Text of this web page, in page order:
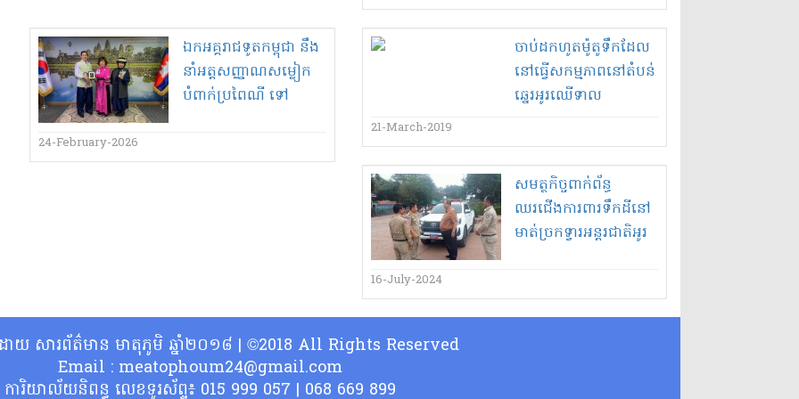
២០២៤”
ឯកអគ្គរាជទូតកម្ពុជា នឹង
នាំអត្តសញ្ញាណសម្លៀក
បំពាក់ប្រពៃណី ទៅ
Show នៅកូរ៉េ
24-February-2026
ចាប់​ដកហូត​ម៉ូតូ​ទឹក​ដែល​
នៅ​ធ្វើ​សកម្មភាព​នៅ​តំបន់
ឆ្នេរ​អូរ​ឈើទាល​
21-March-2019
សមត្ថកិច្ច​ពាក់ព័ន្ធ​
ឈរជើង​ការពារ​ទឹកដី​នៅ​
មាត់​ច្រកទ្វារ​អន្តរជាតិ​អូរ​
ពលរដ្ឋ​និង​ភ្ញៀវទេសចរ​
16-July-2024
ដោយ សារព័ត៌មាន មាតុភូមិ ឆ្នាំ២០១៨ | ©2018 All Rights Reserved
Email : meatophoum24@gmail.com
ការិយាល័យនិពន្ធ លេខទូរស័ព្ទ៖ 015 999 057 | 068 669 899